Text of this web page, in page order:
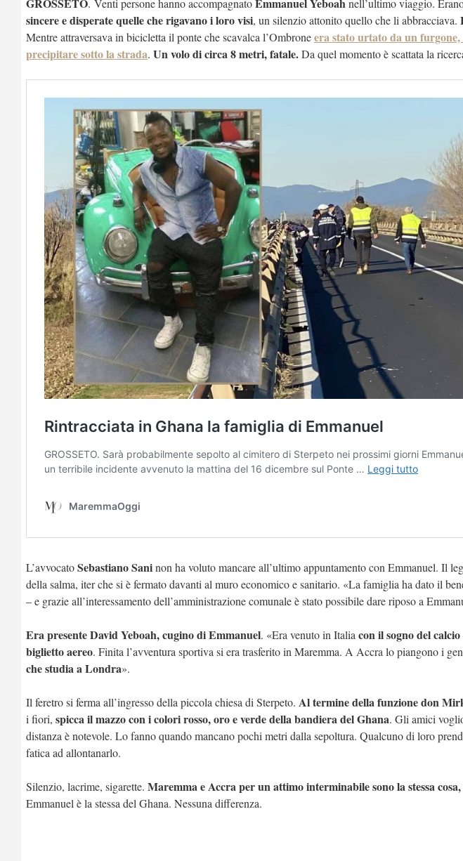
sincere e disperate quelle che rigavano i loro visi, un silenzio attonito quello che li abbracciava.
Mentre attraversava in bicicletta il ponte che scavalca l’Ombroneera stato urtato da un
precipitare sotto la strada. Un volo di circa 8 metri, fatale.Da quel momento è scattata la
L’avvocatoSebastiano Saninon ha voluto mancare all’ultimo appuntamento con Emmanuel. Il
della salma, iter che si è fermato davanti al muro economico e sanitario. «La famiglia ha dato il
– e grazie all’interessamento dell’amministrazione comunale è stato possibile dare riposo a
Era presente David Yeboah, cugino di Emmanuel. «Era venuto in Italia con il sogno del calcio
biglietto aereo. Finita l’avventura sportiva si era trasferito in Maremma. A Accra lo piangono i
che studia a Londra».
Il feretro si ferma all’ingresso della piccola chiesa di Sterpeto. Al termine della funzione don
i fiori, spicca il mazzo con i colori rosso, oro e verde della bandiera del Ghana. Gli amici
distanza è notevole. Lo fanno quando mancano pochi metri dalla sepoltura. Qualcuno di loro
fatica ad allontanarlo.
Silenzio, lacrime, sigarette. Maremma e Accra per un attimo interminabile sono la stessa cosa,
Emmanuel è la stessa del Ghana. Nessuna differenza.